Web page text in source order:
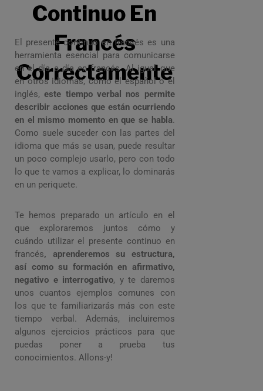
Continuo En
Francés
Correctamente
El presente continuo en francés es una
herramienta esencial para comunicarse
en el día a día en francés. Al igual que
en otros idiomas, como el español o el
inglés,este tiempo verbal nos permite
describir acciones que están ocurriendo
en el mismo momento en que se habla.
Como suele suceder con las partes del
idioma que más se usan, puede resultar
un poco complejo usarlo, pero con todo
lo que te vamos a explicar, lo dominarás
en un periquete.
Te hemos preparado un artículo en el
que exploraremos juntos cómo y
cuándo utilizar el presente continuo en
francés, aprenderemos su estructura,
así como su formación en afirmativo,
negativo e interrogativo, y te daremos
unos cuantos ejemplos comunes con
los que te familiarizarás más con este
tiempo verbal. Además, incluiremos
algunos ejercicios prácticos para que
puedas poner a prueba tus
conocimientos. Allons-y!